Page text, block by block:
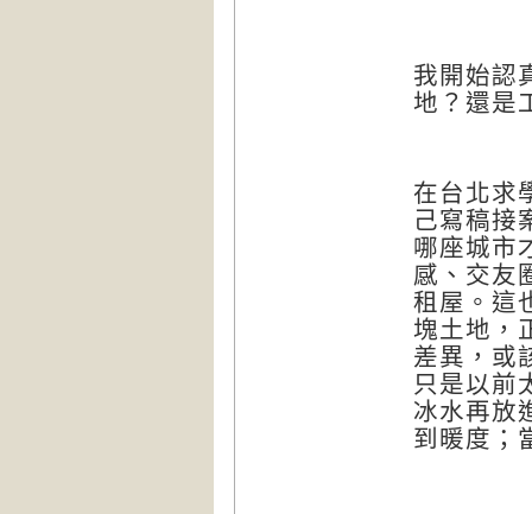
我開始認
地？還是
在台北求
己寫稿接
哪座城市
感、交友
租屋。這
塊土地，
差異，或
只是以前
冰水再放
到暖度；